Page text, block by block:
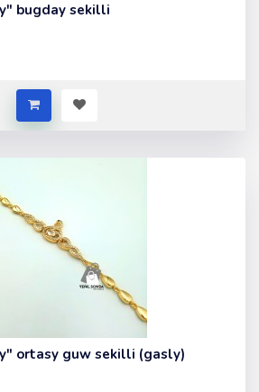
bugday sekilli
ortasy guw sekilli (gasly)